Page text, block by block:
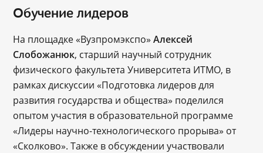
Обучение лидеров
На площадке «Вузпромэкспо»Алексей
Слобожанюк, старший научный сотрудник
физического факультета Университета ИТМО, в
рамках дискуссии «Подготовка лидеров для
развития государства и общества» поделился
опытом участия в образовательной программе
«Лидеры научно-технологического прорыва» от
«Сколково». Также в обсуждении участвовали